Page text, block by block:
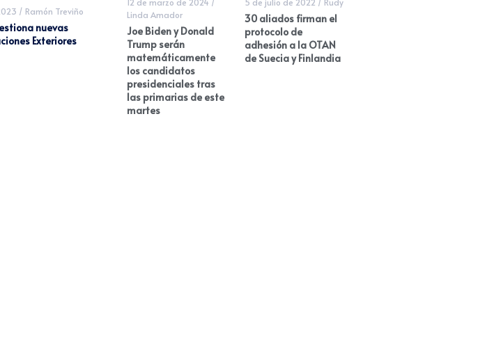
/ Ramón Treviño
nuevas
Exteriores
Linda Amador
Joe Biden y Donald
Trump serán
matemáticamente
los candidatos
presidenciales tras
las primarias de este
martes
30 aliados firman el
protocolo de
adhesión a la OTAN
de Suecia y Finlandia